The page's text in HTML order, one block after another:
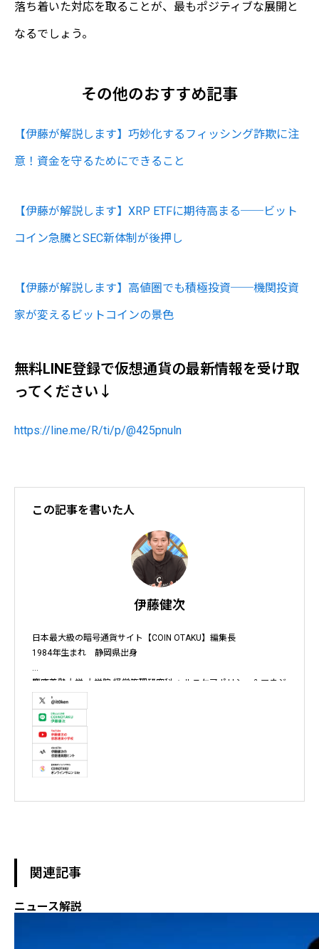
落ち着いた対応を取ることが、最もポジティブな展開と
なるでしょう。
その他のおすすめ記事
【伊藤が解説します】巧妙化するフィッシング詐欺に注
意！資金を守るためにできること
【伊藤が解説します】XRP ETFに期待高まる──ビット
コイン急騰とSEC新体制が後押し
【伊藤が解説します】高値圏でも積極投資──機関投資
家が変えるビットコインの景色
無料LINE登録で仮想通貨の最新情報を受け取
ってください↓
https://line.me/R/ti/p/@425pnuln
この記事を書いた人
伊藤健次
日本最大級の暗号通貨サイト【COIN OTAKU】編集長
1984年生まれ　静岡県出身
慶應義塾大学 大学院 経営管理研究科 ヘルスケアポリシー＆マネジ
メント集中コース終了
株式会社ソクラテス 代表取締役 / 国内企業暗号資産事業顧問 / 暗
号資産取引所アドバイザー / 暗号資産投資アナリスト / Fintechコ
ンサルタント / 暗号資産非公式アーティスト /YouTuber
テレビ東京WBS出演　テレビ東京モーニングサテライト出演
他各メディア取材、出演
関連記事
ニュース解説